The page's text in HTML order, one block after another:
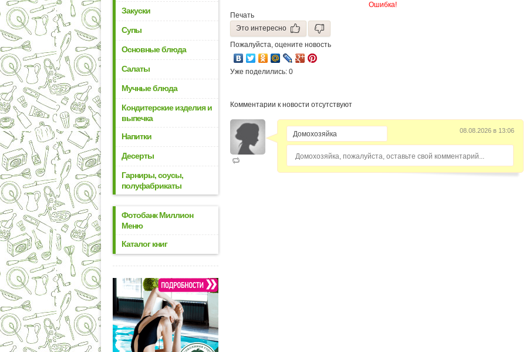
Закуски
Супы
Основные блюда
Салаты
Мучные блюда
Кондитерские изделия и
выпечка
Напитки
Десерты
Гарниры, соусы,
полуфабрикаты
Фотобанк Миллион
Меню
Каталог книг
Ошибка!
Печать
Это интересно
Пожалуйста, оцените новость
Уже поделились: 0
Комментарии к новости отсутствуют
08.08.2026 в 13:06
Домохозяйка, пожалуйста, оставьте свой комментарий...